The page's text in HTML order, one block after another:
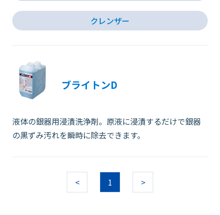
オンラインストアクレンザー
ブライトンD
液体の銀器用浸漬洗浄剤。原液に浸漬するだけで銀器
の黒ずみ汚れを瞬時に除去できます。
< 1 >